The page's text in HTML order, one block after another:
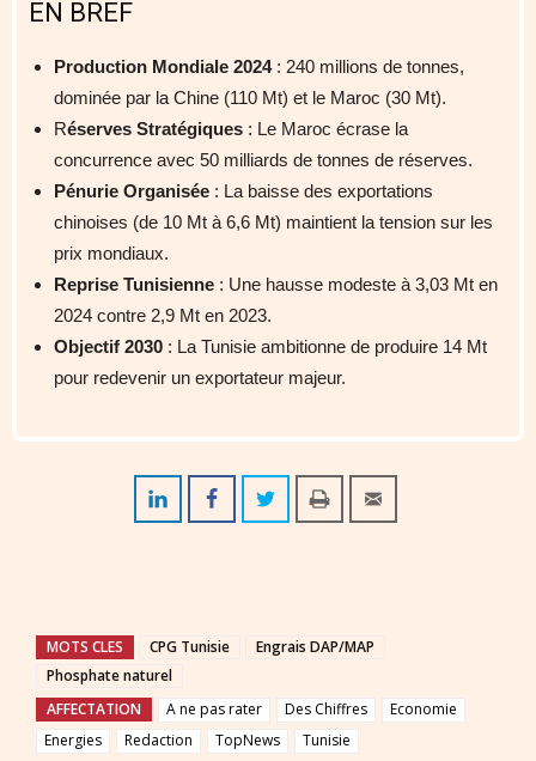
EN BREF
Production Mondiale 2024: 240 millions de tonnes,
dominée par la Chine (110 Mt) et le Maroc (30 Mt).
Réserves Stratégiques : Le Maroc écrase la
concurrence avec 50 milliards de tonnes de réserves.
Pénurie Organisée : La baisse des exportations
chinoises (de 10 Mt à 6,6 Mt) maintient la tension sur les
prix mondiaux.
Reprise Tunisienne : Une hausse modeste à 3,03 Mt en
2024 contre 2,9 Mt en 2023.
Objectif 2030 : La Tunisie ambitionne de produire 14 Mt
pour redevenir un exportateur majeur.
MOTS CLES CPG Tunisie
Engrais DAP/MAP
Phosphate naturel
AFFECTATION
A ne pas rater Des Chiffres
Economie
Energies
Redaction TopNews Tunisie